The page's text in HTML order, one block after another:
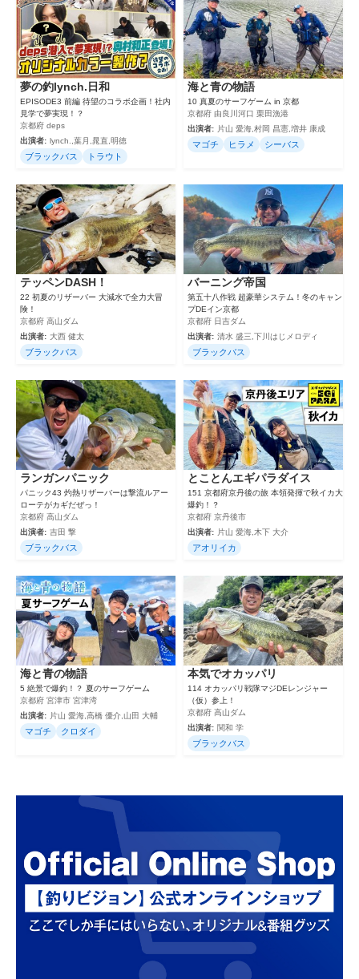
夢の釣lynch.日和
EPISODE3 前編 待望のコラボ企画！社内
見学で夢実現！？
京都府 deps
出演者: lynch.,葉月,晁直,明徳
ブラックバス トラウト
海と青の物語
10 真夏のサーフゲーム in 京都
京都府 由良川河口 栗田漁港
出演者:
片山 愛海,村岡 昌憲,増井 康成
マゴチ ヒラメ シーバス
テッペンDASH！
22 初夏のリザーバー 大減水で全力大冒
険！
京都府 高山ダム
出演者: 大西 健太
ブラックバス
バーニング帝国
第五十八作戦 超豪華システム！冬のキャン
プDEイン京都
京都府 日吉ダム
出演者: 清水 盛三,下川はじメロディ
ブラックバス
ランガンパニック
パニック43 灼熱リザーバーは撃流ルアー
ローテがカギだぜっ！
京都府 高山ダム
出演者: 吉田 撃
ブラックバス
とことんエギパラダイス
151 京都府京丹後の旅 本領発揮で秋イカ大
爆釣！？
京都府 京丹後市
出演者:
片山 愛海,木下 大介
アオリイカ
海と青の物語
5 絶景で爆釣！？ 夏のサーフゲーム
京都府 宮津市 宮津湾
出演者:
片山 愛海,高橋 優介,山田 大輔
マゴチ クロダイ
本気でオカッパリ
114 オカッパリ戦隊マジDEレンジャー
（仮）参上！
京都府 高山ダム
出演者: 関和 学
ブラックバス